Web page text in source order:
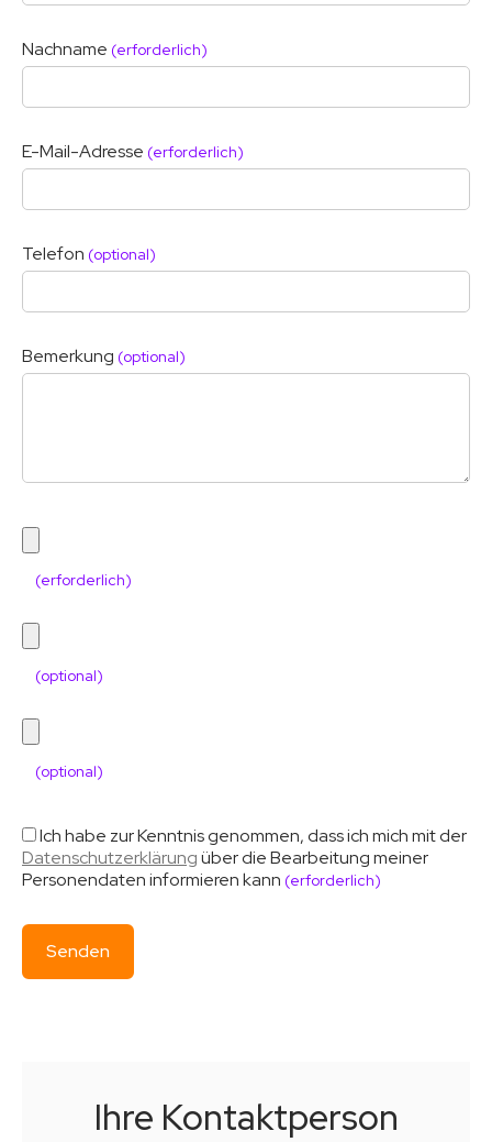
Nachname (erforderlich)
E-Mail-Adresse (erforderlich)
Telefon (optional)
Bemerkung (optional)
(erforderlich)
(optional)
(optional)
Ich habe zur Kenntnis genommen, dass ich mich mit der
Datenschutzerklärungüber die Bearbeitung meiner
Personendaten informieren kann (erforderlich)
Ihre Kontaktperson